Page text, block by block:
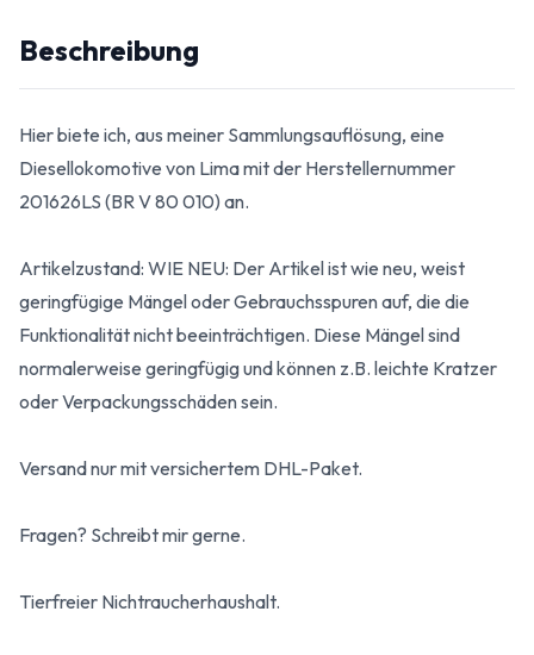
Beschreibung
Hier biete ich, aus meiner Sammlungsauflösung, eine
Diesellokomotive von Lima mit der Herstellernummer
201626LS (BR V 80 010) an.
Artikelzustand: WIE NEU: Der Artikel ist wie neu, weist
geringfügige Mängel oder Gebrauchsspuren auf, die die
Funktionalität nicht beeinträchtigen. Diese Mängel sind
normalerweise geringfügig und können z.B. leichte Kratzer
oder Verpackungsschäden sein.
Versand nur mit versichertem DHL-Paket.
Fragen? Schreibt mir gerne.
Tierfreier Nichtraucherhaushalt.